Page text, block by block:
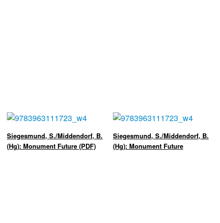
Siegesmund, S./Middendorf, B.
(Hg): Monument Future (PDF)
Siegesmund, S./Middendorf, B.
(Hg): Monument Future